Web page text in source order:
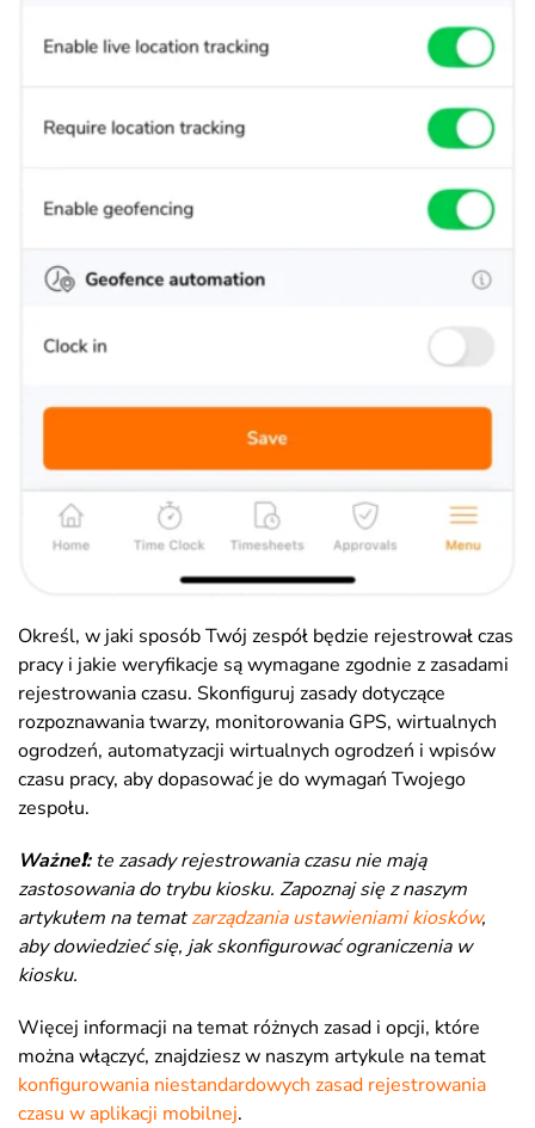
Określ, w jaki sposób Twój zespół będzie rejestrował czas
pracy i jakie weryfikacje są wymagane zgodnie z zasadami
rejestrowania czasu. Skonfiguruj zasady dotyczące
rozpoznawania twarzy, monitorowania GPS, wirtualnych
ogrodzeń, automatyzacji wirtualnych ogrodzeń i wpisów
czasu pracy, aby dopasować je do wymagań Twojego
zespołu.
Ważne❗:te zasady rejestrowania czasu nie mają
zastosowania do trybu kiosku. Zapoznaj się z naszym
artykułem na tematzarządzania ustawieniami kiosków,
aby dowiedzieć się, jak skonfigurować ograniczenia w
kiosku.
Więcej informacji na temat różnych zasad i opcji, które
można włączyć, znajdziesz w naszym artykule na temat
konfigurowania niestandardowych zasad rejestrowania
czasu w aplikacji mobilnej.